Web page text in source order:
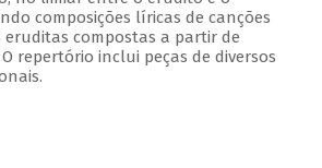
composições líricas de canções
eruditas compostas a partir de
repertório inclui peças de diversos